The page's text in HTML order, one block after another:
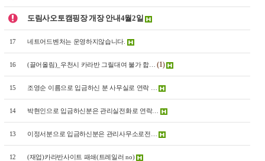
도림사오토캠핑장 개장 안내4월2일
17 네트어드벤처는 운영하지않습니다.
16 (끌어올림)_우천시 카라반 그릴대여 불가 합… (1)
15 조영순 이름으로 입금하신 분 사무실로 연락 …
14 박현인으로 입금하신분은 관리실전화로 연락…
13 이정서분으로 입금하신분은 관리사무소로전…
12 (재업)카라반사이트 패쇄(트레일러 no)